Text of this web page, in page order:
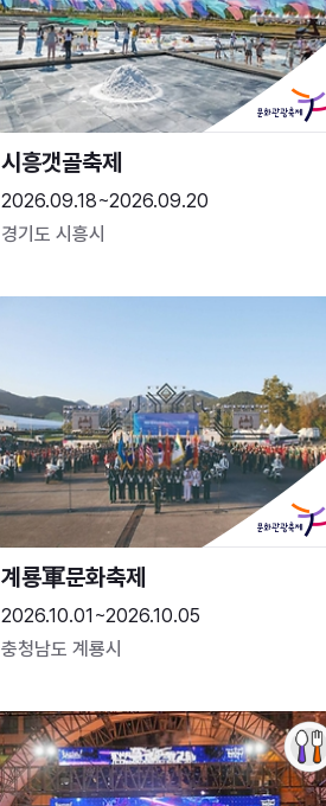
시흥갯골축제
2026.09.18~2026.09.20
경기도 시흥시
2026.10.01~2026.10.05
충청남도 계룡시